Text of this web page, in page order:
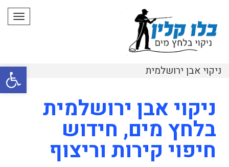
פתח ניקוי אבן ירושלמית
ניקוי אבן ירושלמית
בלחץ מים, חידוש
חיפוי קירות וריצוף